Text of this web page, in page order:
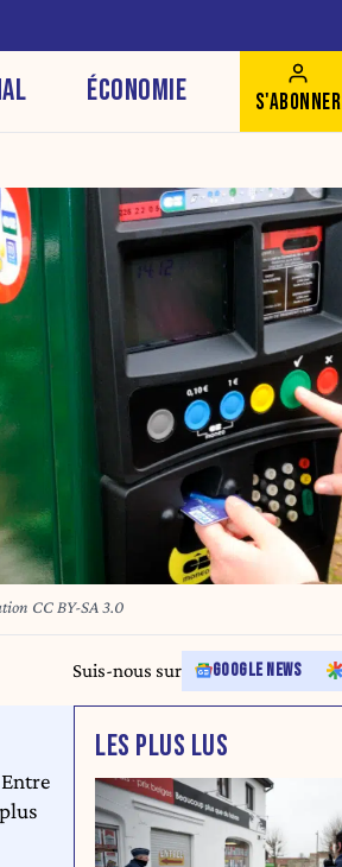
ÉCONOMIE S'ABONNER
CC BY-SA 3.0
Suis-nous sur GOOGLE NEWS
LES PLUS LUS